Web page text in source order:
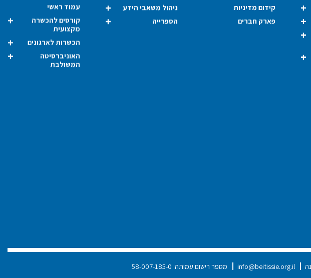
קידום מדיניות
פארק חברים
ניהול משאבי הידע
הספרייה
עמוד ראשי
קורסים להכשרה
מקצועית
הכשרות לארגונים
האוניברסיטה
המשולבת
info@beitissie.org.il מספר רישום עמותה: 58-007-185-0